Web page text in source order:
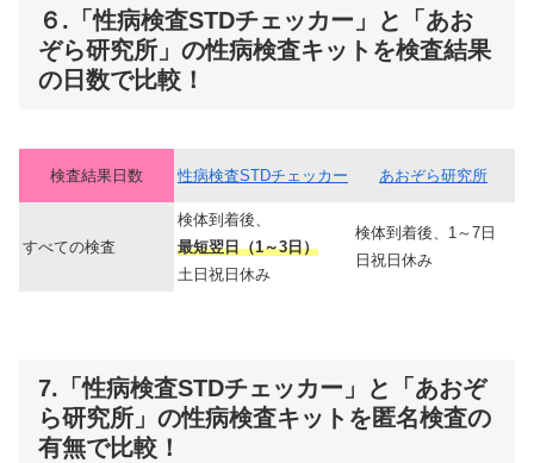
６.「性病検査STDチェッカー」と「あお
ぞら研究所」の性病検査キットを検査結果
の日数で比較！
検査結果日数 性病検査STDチェッカー あおぞら研究所
すべての検査
検体到着後、
最短翌日（1～3日）
土日祝日休み
検体到着後、1～7日
日祝日休み
7.「性病検査STDチェッカー」と「あおぞ
ら研究所」の性病検査キットを匿名検査の
有無で比較！